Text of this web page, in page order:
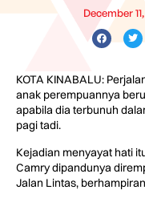
December
KOTA KINABALU:
anak perempuannya
apabila dia terbunuh
pagi tadi.
Kejadian menyayat hati
Camry dipandunya
Jalan Lintas,